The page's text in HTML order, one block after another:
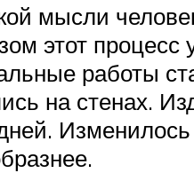
мысли
этот процесс
работы
на стенах.